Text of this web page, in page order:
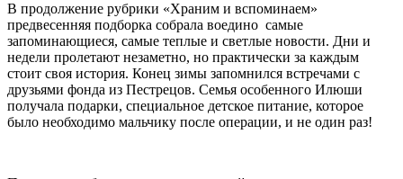
В продолжение рубрики «Храним и вспоминаем»
предвесенняя подборка собрала воедино самые
запоминающиеся, самые теплые и светлые новости. Дни и
недели пролетают незаметно, но практически за каждым
стоит своя история. Конец зимы запомнился встречами с
друзьями фонда из Пестрецов. Семья особенного Илюши
получала подарки, специальное детское питание, которое
было необходимо мальчику после операции, и не один раз!